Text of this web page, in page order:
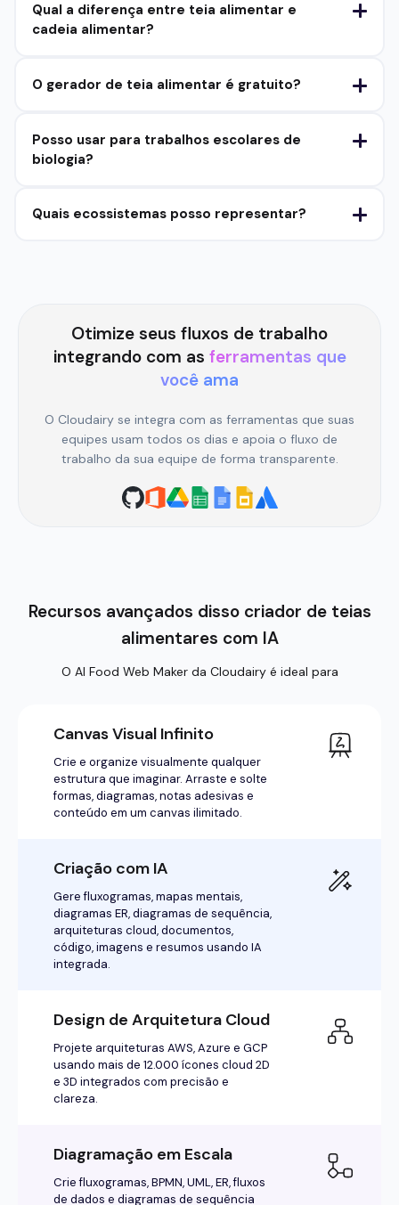
Qual a diferença entre teia alimentar e
cadeia alimentar?
O gerador de teia alimentar é gratuito?
Posso usar para trabalhos escolares de
biologia?
Quais ecossistemas posso representar?